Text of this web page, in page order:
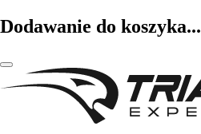
Dodawanie do koszyka...